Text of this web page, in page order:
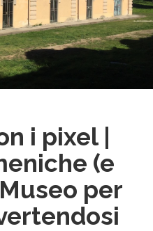
i pixel |
(e
per